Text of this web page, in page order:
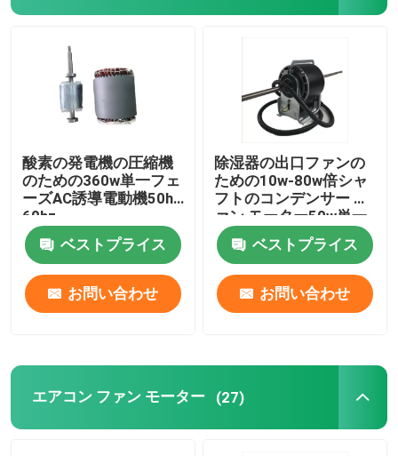
酸素の発電機の圧縮機
のための360w単一フェ
ーズAC誘導電動機50hz
60hz
ベストプライス
お問い合わせ
除湿器の出口ファンの
ための10w-80w倍シャ
フトのコンデンサー フ
ァン モーター50w単一
フェーズACモーター
ベストプライス
お問い合わせ
エアコン ファン モーター (27)